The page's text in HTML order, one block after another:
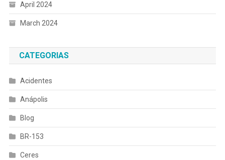
April 2024
March 2024
CATEGORIAS
Acidentes
Anápolis
Blog
BR-153
Ceres